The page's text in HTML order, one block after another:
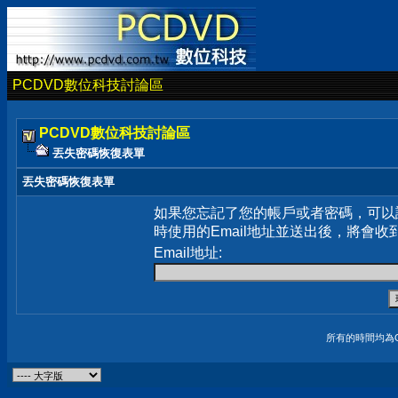
PCDVD數位科技討論區
PCDVD數位科技討論區
丟失密碼恢復表單
丟失密碼恢復表單
如果您忘記了您的帳戶或者密碼，可
時使用的Email地址並送出後，將會收
Email地址:
所有的時間均為